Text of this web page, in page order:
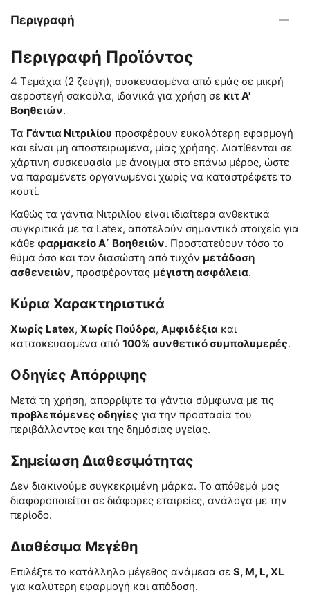
Περιγραφή
Περιγραφή Προϊόντος
4 Τεμάχια (2 ζεύγη), συσκευασμένα από εμάς σε μικρή
αεροστεγή σακούλα, ιδανικά για χρήση σε κιτ Α'
Βοηθειών.
Τα Γάντια Νιτριλίου προσφέρουν ευκολότερη εφαρμογή
και είναι μη αποστειρωμένα, μίας χρήσης. Διατίθενται σε
χάρτινη συσκευασία με άνοιγμα στο επάνω μέρος, ώστε
να παραμένετε οργανωμένοι χωρίς να καταστρέφετε το
κουτί.
Καθώς τα γάντια Νιτριλίου είναι ιδιαίτερα ανθεκτικά
συγκριτικά με τα Latex, αποτελούν σημαντικό στοιχείο για
κάθε φαρμακείο Α΄ Βοηθειών. Προστατεύουν τόσο το
θύμα όσο και τον διασώστη από τυχόν μετάδοση
ασθενειών, προσφέροντας μέγιστη ασφάλεια.
Κύρια Χαρακτηριστικά
Χωρίς Latex, Χωρίς Πούδρα, Αμφιδέξια και
κατασκευασμένα από 100% συνθετικό συμπολυμερές.
Οδηγίες Απόρριψης
Μετά τη χρήση, απορρίψτε τα γάντια σύμφωνα με τις
προβλεπόμενες οδηγίες για την προστασία του
περιβάλλοντος και της δημόσιας υγείας.
Σημείωση Διαθεσιμότητας
Δεν διακινούμε συγκεκριμένη μάρκα. Το απόθεμά μας
διαφοροποιείται σε διάφορες εταιρείες, ανάλογα με την
περίοδο.
Διαθέσιμα Μεγέθη
Επιλέξτε το κατάλληλο μέγεθος ανάμεσα σε S, M, L, XL
για καλύτερη εφαρμογή και απόδοση.